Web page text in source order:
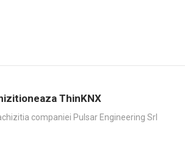
ThinKNX
companiei Pulsar Engineering Srl